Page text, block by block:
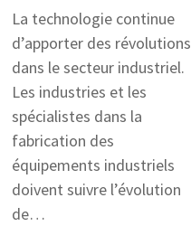
La technologie continue
d’apporter des révolutions
dans le secteur industriel.
Les industries et les
spécialistes dans la
fabrication des
équipements industriels
doivent suivre l’évolution
de…